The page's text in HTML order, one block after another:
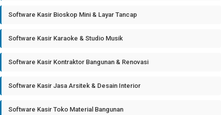
Software Kasir Bioskop Mini & Layar Tancap
Software Kasir Karaoke & Studio Musik
Software Kasir Kontraktor Bangunan & Renovasi
Software Kasir Jasa Arsitek & Desain Interior
Software Kasir Toko Material Bangunan